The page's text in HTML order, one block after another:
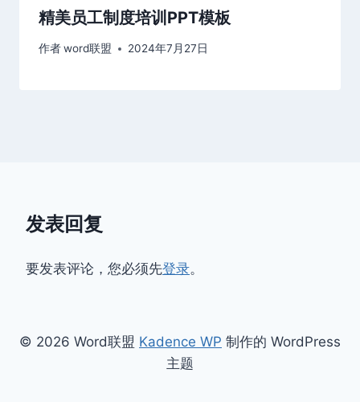
精美员工制度培训PPT模板
作者word联盟 2024年7月27日
发表回复
要发表评论，您必须先登录。
© 2026 Word联盟 Kadence WP 制作的 WordPress
主题